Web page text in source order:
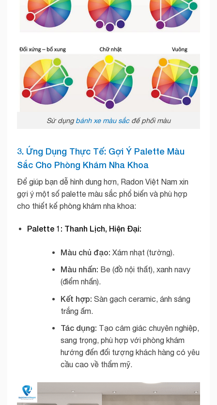
Sử dụng bánh xe màu sắcđể phối màu
3. Ứng Dụng Thực Tế: Gợi Ý Palette Màu
Sắc Cho Phòng Khám Nha Khoa
Để giúp bạn dễ hình dung hơn, Radon Việt Nam xin
gợi ý một số palette màu sắc phổ biến và phù hợp
cho thiết kế phòng khám nha khoa:
Palette 1: Thanh Lịch, Hiện Đại:
Màu chủ đạo: Xám nhạt (tường).
Màu nhấn: Be (đồ nội thất), xanh navy
(điểm nhấn).
Kết hợp: Sàn gạch ceramic, ánh sáng
trắng ấm.
Tác dụng: Tạo cảm giác chuyên nghiệp,
sang trọng, phù hợp với phòng khám
hướng đến đối tượng khách hàng có yêu
cầu cao về thẩm mỹ.